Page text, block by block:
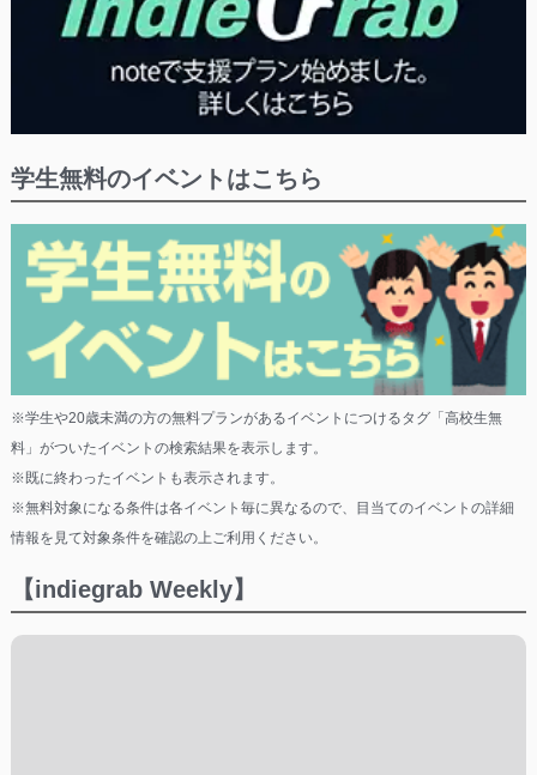
学生無料のイベントはこちら
※学生や20歳未満の方の無料プランがあるイベントにつけるタグ「高校生無
料」がついたイベントの検索結果を表示します。
※既に終わったイベントも表示されます。
※無料対象になる条件は各イベント毎に異なるので、目当てのイベントの詳細
情報を見て対象条件を確認の上ご利用ください。
【indiegrab Weekly】